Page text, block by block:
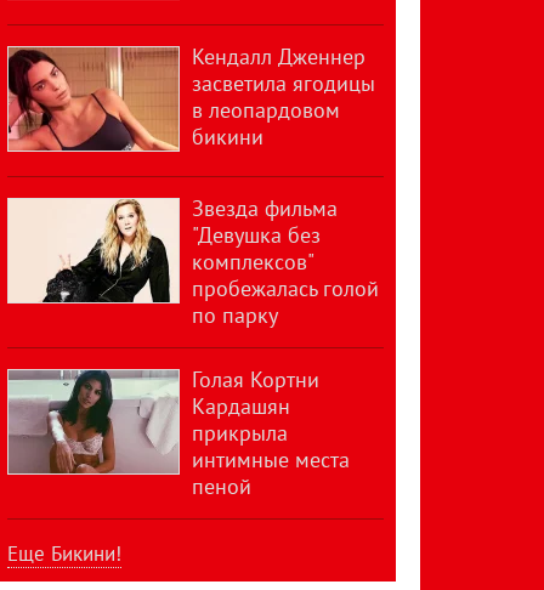
Кендалл Дженнер
засветила ягодицы
в леопардовом
бикини
Звезда фильма
"Девушка без
комплексов"
пробежалась голой
по парку
Голая Кортни
Кардашян
прикрыла
интимные места
пеной
Еще Бикини!